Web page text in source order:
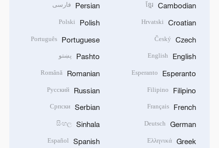
Cambodian
ខ្មែរ
Croatian
Hrvatski
Czech
Český
English
English
Esperanto
Esperanto
Filipino
Filipino
French
Français
German
Deutsch
Greek
Ελληνικά
Persian فارسی
Polish
Polski
Portuguese
Português
Pashto پښتو
Romanian
Română
Russian
Русский
Serbian
Српски
Sinhala
සිංහල
Spanish
Español